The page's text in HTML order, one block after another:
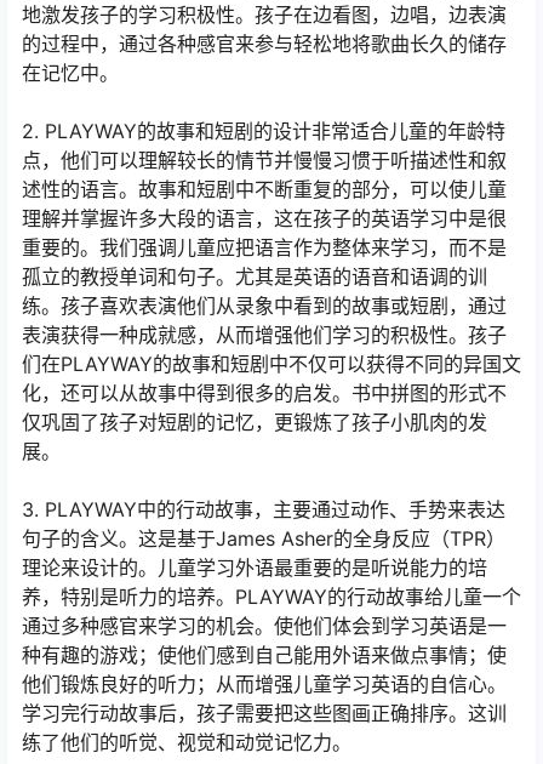
地激发孩子的学习积极性。孩子在边看图，边唱，边表演
的过程中，通过各种感官来参与轻松地将歌曲长久的储存
在记忆中。
2. PLAYWAY的故事和短剧的设计非常适合儿童的年龄特
点，他们可以理解较长的情节并慢慢习惯于听描述性和叙
述性的语言。故事和短剧中不断重复的部分，可以使儿童
理解并掌握许多大段的语言，这在孩子的英语学习中是很
重要的。我们强调儿童应把语言作为整体来学习，而不是
孤立的教授单词和句子。尤其是英语的语音和语调的训
练。孩子喜欢表演他们从录象中看到的故事或短剧，通过
表演获得一种成就感，从而增强他们学习的积极性。孩子
们在PLAYWAY的故事和短剧中不仅可以获得不同的异国文
化，还可以从故事中得到很多的启发。书中拼图的形式不
仅巩固了孩子对短剧的记忆，更锻炼了孩子小肌肉的发
展。
3. PLAYWAY中的行动故事，主要通过动作、手势来表达
句子的含义。这是基于James Asher的全身反应（TPR）
理论来设计的。儿童学习外语最重要的是听说能力的培
养，特别是听力的培养。PLAYWAY的行动故事给儿童一个
通过多种感官来学习的机会。使他们体会到学习英语是一
种有趣的游戏；使他们感到自己能用外语来做点事情；使
他们锻炼良好的听力；从而增强儿童学习英语的自信心。
学习完行动故事后，孩子需要把这些图画正确排序。这训
练了他们的听觉、视觉和动觉记忆力。